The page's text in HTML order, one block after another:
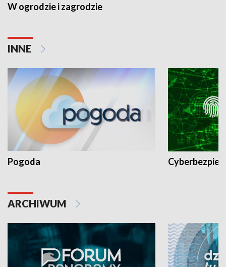
W ogrodzie i zagrodzie
INNE
Pogoda
ARCHIWUM